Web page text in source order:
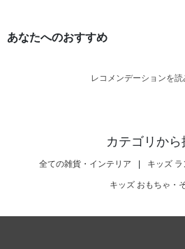
あなたへのおすすめ
レコメンデーションを読
カテゴリから
全ての雑貨・インテリア | キッズ
キッズ おもちゃ・